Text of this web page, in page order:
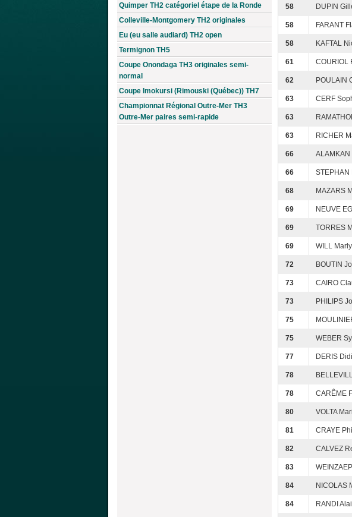
Quimper TH2 catégoriel étape de la Ronde
Colleville-Montgomery TH2 originales
Eu (eu salle audiard) TH2 open
Termignon TH5
Coupe Onondaga TH3 originales semi-
normal
Coupe Imokursi (Rimouski (Québec)) TH7
Championnat Régional Outre-Mer TH3
Outre-Mer paires semi-rapide
58 DUPIN
58 FARANT
58 KAFTAL
61 COURIOL
62 POULAIN
63 CERF
63
63 RICHER
66 ALAMKAN
66 STEPHAN
68 MAZARS
69 NEUVE
69 TORRES
69 WILL
72 BOUTIN
73 CAIRO
73 PHILIPS
75
75 WEBER
77 DERIS
78
78 CARÊME
80 VOLTA
81 CRAYE
82 CALVEZ
83
84 NICOLAS
84 RANDI